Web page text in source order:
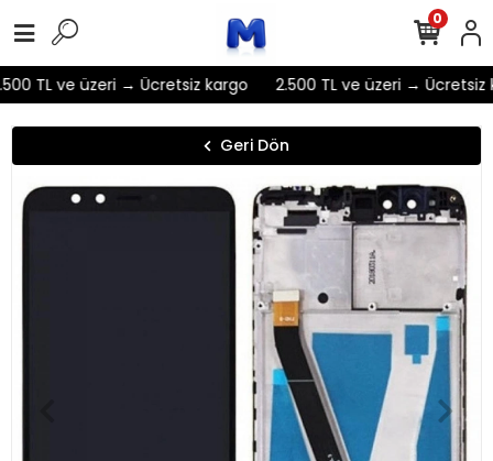
TL ve üzeri → Ücretsiz kargo 2.500 TL ve üzeri → Ücretsiz
0
Geri Dön